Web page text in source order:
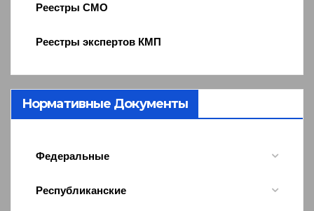
Реестры СМО
Реестры экспертов КМП
Нормативные Документы
Федеральные
Республиканские